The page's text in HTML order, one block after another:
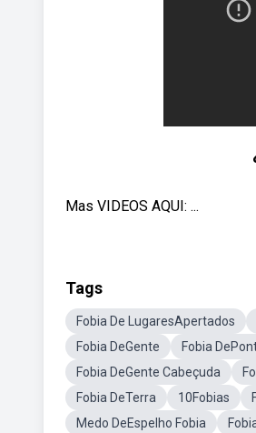
Mas VIDEOS AQUI: ...
Tags
Fobia De LugaresApertados
Fobia DeGente
Fobia
Fobia DeGente Cabeçuda
Fobia DeTerra
10Fobias
Medo DeEspelho Fobia